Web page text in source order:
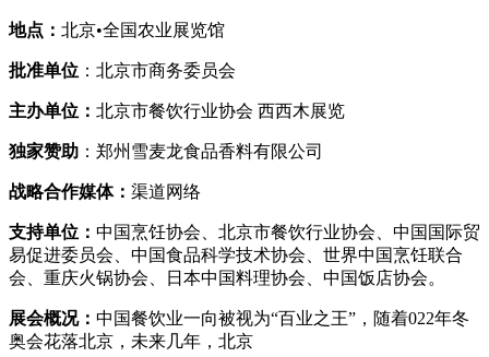
地点： 北京•全国农业展览馆
批准单位 ：北京市商务委员会
主办单位： 北京市餐饮行业协会 西西木展览
独家赞助 ：郑州雪麦龙食品香料有限公司
战略合作媒体： 渠道网络
支持单位： 中国烹饪协会、北京市餐饮行业协会、中国国际贸
易促进委员会、中国食品科学技术协会、世界中国烹饪联合
会、重庆火锅协会、日本中国料理协会、中国饭店协会。
展会概况： 中国餐饮业一向被视为“百业之王”，随着022年冬
奥会花落北京，未来几年，北京